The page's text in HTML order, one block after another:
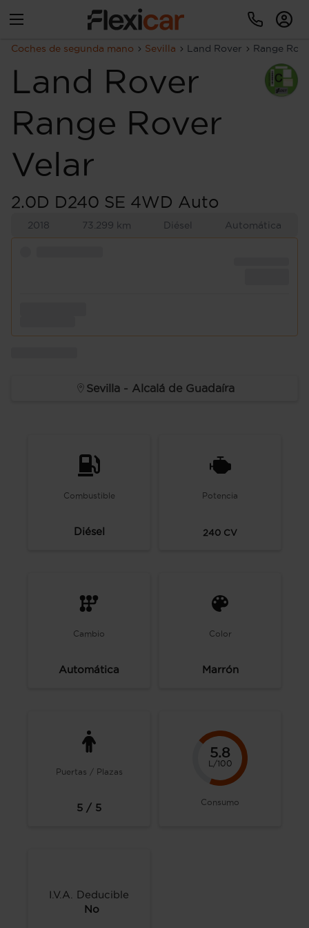
Coches de segunda mano Sevilla Land Rover Range
Land Rover
Range Rover
Velar
2.0D D240 SE 4WD Auto
2018 73.299 km Diésel Automática
Sevilla - Alcalá de Guadaíra
Combustible
Diésel
Potencia
240 CV
Cambio
Automática
Color
Marrón
Puertas / Plazas
5 / 5
5.8
L/100
Consumo
I.V.A. Deducible
No